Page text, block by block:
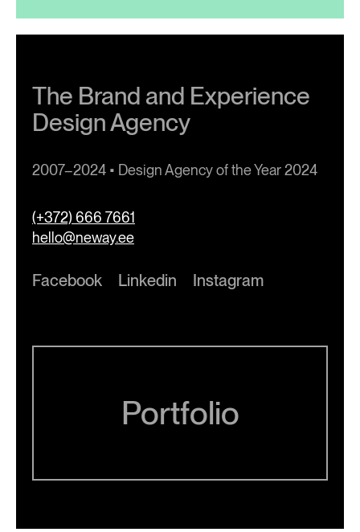
The Brand and Experience
Design Agency
2007–2024 • Design Agency of the Year 2024
(+372) 666 7661
hello@neway.ee
Facebook Linkedin Instagram
Portfolio